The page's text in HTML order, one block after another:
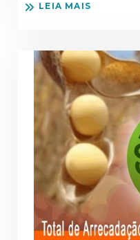
LEIA MAIS